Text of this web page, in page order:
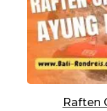
Raften